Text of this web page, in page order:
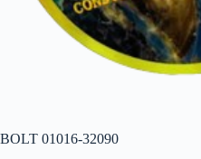
BOLT 01016-32090